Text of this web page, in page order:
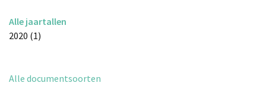
Alle jaartallen
2020 (1)
Alle documentsoorten